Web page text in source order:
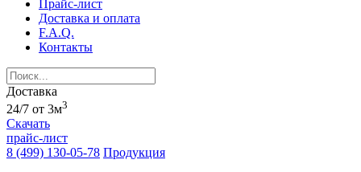
Прайс-лист
Доставка и оплата
F.A.Q.
Контакты
Доставка
24/7 от 3м3
Скачать
прайс-лист
8 (499) 130-05-78 Продукция